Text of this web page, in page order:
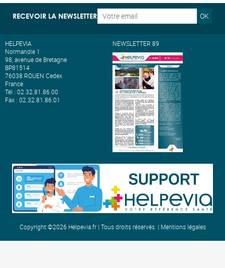
RECEVOIR LA NEWSLETTER OK
HELPEVIA
Normandie 1
98, avenue de Bretagne
BP81514
76038 ROUEN Cedex
France
Tél : 02.32.81.86.00
Fax : 02.32.81.86.01
NEWSLETTER 89
Copyright ©2026 Helpevia.fr | Tous droits réservés. | Mentions légales